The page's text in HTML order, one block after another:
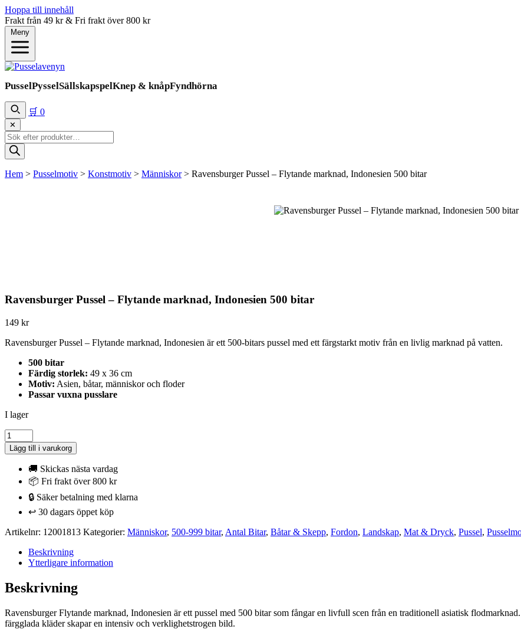
Hoppa till innehåll
Frakt från 49 kr & Fri frakt över 800 kr
Meny
PusselPysselSällskapspelKnep & knåpFyndhörna
🛒 0
✕
Produktsökning
Hem > Pusselmotiv > Konstmotiv > Människor> Ravensburger Pussel – Flytande marknad, Indonesien 500 bitar
Ravensburger Pussel – Flytande marknad, Indonesien 500 bitar
149 kr
Ravensburger Pussel – Flytande marknad, Indonesien är ett 500-bitars pussel med ett färgstarkt motiv från en livlig marknad på vatten.
500 bitar
Färdig storlek: 49 x 36 cm
Motiv: Asien, båtar, människor och floder
Passar vuxna pusslare
I lager
Ravensburger
Pussel
-
Flytande
marknad,
Indonesien
Lägg till i varukorg
🚚 Skickas nästa vardag
📦 Fri frakt över 800 kr
🔒 Säker betalning med klarna
↩️ 30 dagars öppet köp
Artikelnr: 12001813 Kategorier: Människor, 500-999 bitar, Antal Bitar, Båtar & Skepp, Fordon, Landskap, Mat & Dryck, Pussel,
Beskrivning
Ytterligare information
Beskrivning
Ravensburger Flytande marknad, Indonesien är ett pussel med 500 bitar som fångar en livfull scen från en traditionell asiatisk
färgglada kläder skapar en intensiv och verklighetstrogen bild.